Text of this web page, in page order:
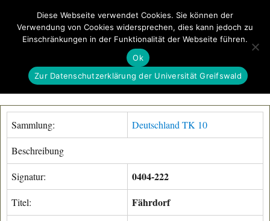
GeoGREIF MENÜ
Sammlung: Deutschland TK 10
Beschreibung
Signatur: 0404-222
Titel: Fährdorf
Diese Webseite verwendet Cookies. Sie können der
Verwendung von Cookies widersprechen, dies kann jedoch zu
Einschränkungen in der Funktionalität der Webseite führen.
Ok
Zur Datenschutzerklärung der Universität Greifswald